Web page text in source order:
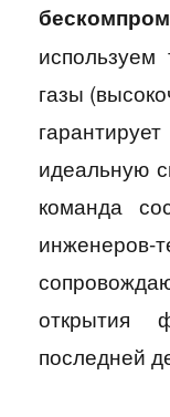
используем
газы
идеальную
команда
открытия
последней